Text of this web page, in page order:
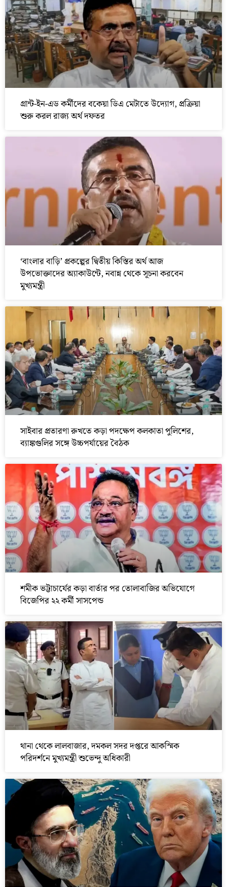
গ্রান্ট-ইন-এড কর্মীদের বকেয়া ডিএ মেটাতে উদ্যোগ, প্রক্রিয়া
শুরু করল রাজ্য অর্থ দফতর
‘বাংলার বাড়ি’ প্রকল্পের দ্বিতীয় কিস্তির অর্থ আজ
উপভোক্তাদের অ্যাকাউন্টে, নবান্ন থেকে সূচনা করবেন
মুখ্যমন্ত্রী
সাইবার প্রতারণা রুখতে কড়া পদক্ষেপ কলকাতা পুলিশের,
ব্যাঙ্কগুলির সঙ্গে উচ্চপর্যায়ের বৈঠক
শমীক ভট্টাচার্যের কড়া বার্তার পর তোলাবাজির অভিযোগে
বিজেপির ২২ কর্মী সাসপেন্ড
থানা থেকে লালবাজার, দমকল সদর দপ্তরে আকস্মিক
পরিদর্শনে মুখ্যমন্ত্রী শুভেন্দু অধিকারী